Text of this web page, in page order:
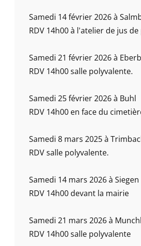
Samedi 14 février 2026 à
RDV 14h00 à l'atelier de jus
Samedi 21 février 2026 à
RDV 14h00 salle polyvalente.
Samedi 25 février 2026 à Buhl
RDV 14h00 en face du
Samedi 8 mars 2025 à
RDV salle polyvalente.
Samedi 14 mars 2026 à Siegen
RDV 14h00 devant la mairie
Samedi 21 mars 2026 à
RDV 14h00 salle polyvalente